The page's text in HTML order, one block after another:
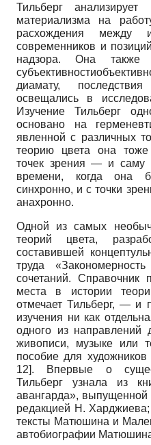
Тильберг анализирует
материализма на
расхождения между
современников и
надзора. Она также
диамату,
освещались в
Изучение Тильберг
основано на
явленной с различных
теорию цвета она
точек зрения — и саму
времени, когда она
синхронно, и с точки
анахронно.
Одной из самых
теорий цвета,
составившей
труда
сочетаний.
места в истории
отмечает Тильберг, — и
изучения ни как
одного из направлений
живописи, музыке или
пособие для
12]. Впервые о
Тильберг узнала из
авангарда», выпущенной
редакцией Н.
тексты Матюшина и
автобиографии